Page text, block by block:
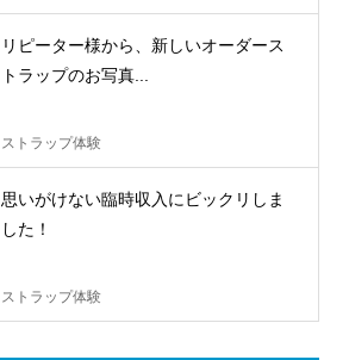
リピーター様から、新しいオーダース
トラップのお写真...
ストラップ体験
思いがけない臨時収入にビックリしま
した！
ストラップ体験